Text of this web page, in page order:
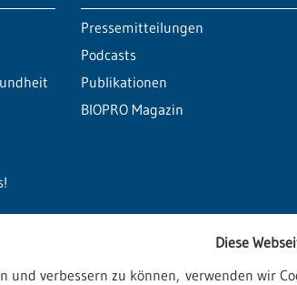
Pressemitteilungen
Podcasts
Publikationen
BIOPRO Magazin
Diese
verbessern zu können, verwenden wir